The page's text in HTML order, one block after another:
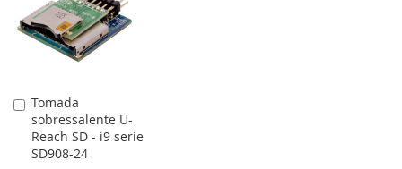
Tomada
sobressalente U-
Reach SD - i9 serie
SD908-24
Adicionar
ao
carrinho